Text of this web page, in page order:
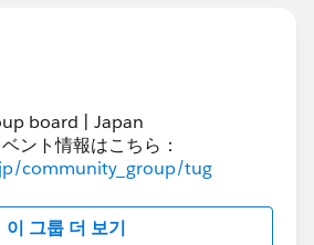
board | Japan
ント情報はこちら：
community_group/tug
이 그룹 더 보기